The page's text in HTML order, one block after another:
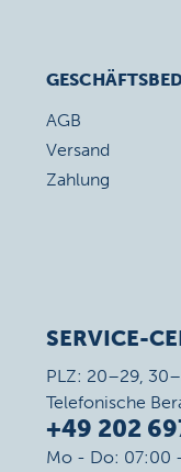
AGB
Versand
Zahlung
SERVICE-
PLZ: 20–29,
Telefonische
+49 202
Mo - Do: 07:00